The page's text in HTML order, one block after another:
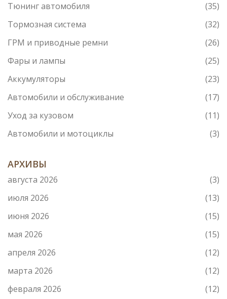
Тюнинг автомобиля
(35)
Тормозная система
(32)
ГРМ и приводные ремни
(26)
Фары и лампы
(25)
Аккумуляторы
(23)
Автомобили и обслуживание
(17)
Уход за кузовом
(11)
Автомобили и мотоциклы
(3)
АРХИВЫ
августа 2026
(3)
июля 2026
(13)
июня 2026
(15)
мая 2026
(15)
апреля 2026
(12)
марта 2026
(12)
февраля 2026
(12)